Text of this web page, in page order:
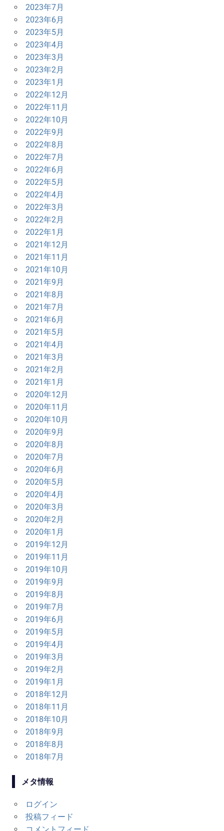
2023年7月
2023年6月
2023年5月
2023年4月
2023年3月
2023年2月
2023年1月
2022年12月
2022年11月
2022年10月
2022年9月
2022年8月
2022年7月
2022年6月
2022年5月
2022年4月
2022年3月
2022年2月
2022年1月
2021年12月
2021年11月
2021年10月
2021年9月
2021年8月
2021年7月
2021年6月
2021年5月
2021年4月
2021年3月
2021年2月
2021年1月
2020年12月
2020年11月
2020年10月
2020年9月
2020年8月
2020年7月
2020年6月
2020年5月
2020年4月
2020年3月
2020年2月
2020年1月
2019年12月
2019年11月
2019年10月
2019年9月
2019年8月
2019年7月
2019年6月
2019年5月
2019年4月
2019年3月
2019年2月
2019年1月
2018年12月
2018年11月
2018年10月
2018年9月
2018年8月
2018年7月
メタ情報
ログイン
投稿フィード